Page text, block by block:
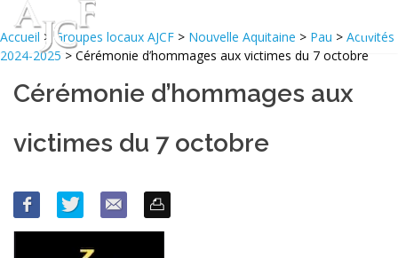
Accueil >Groupes locaux AJCF > Nouvelle Aquitaine > Pau > Activités
2024-2025 > Cérémonie d’hommages aux victimes du 7 octobre
Cérémonie d’hommages aux
victimes du 7 octobre